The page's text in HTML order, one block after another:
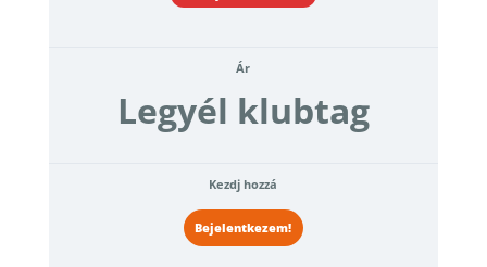
Ár
Legyél klubtag
Kezdj hozzá
Bejelentkezem!